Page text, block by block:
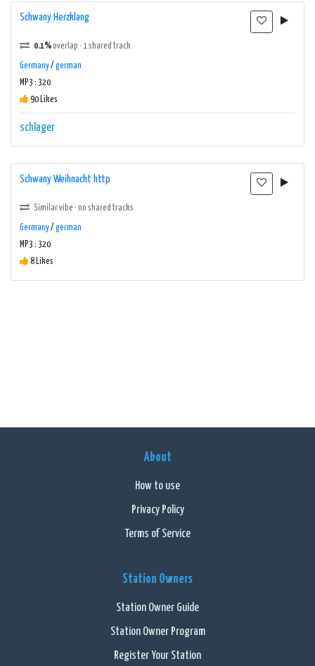
Schwany Herzklang
0.1%overlap · 1 shared track
Germany/ german
MP3 : 320
90 Likes
schlager
Schwany Weihnacht http
Similar vibe · no shared tracks
Germany/ german
MP3 : 320
8 Likes
About
How to use
Privacy Policy
Terms of Service
Station Owners
Station Owner Guide
Station Owner Program
Register Your Station